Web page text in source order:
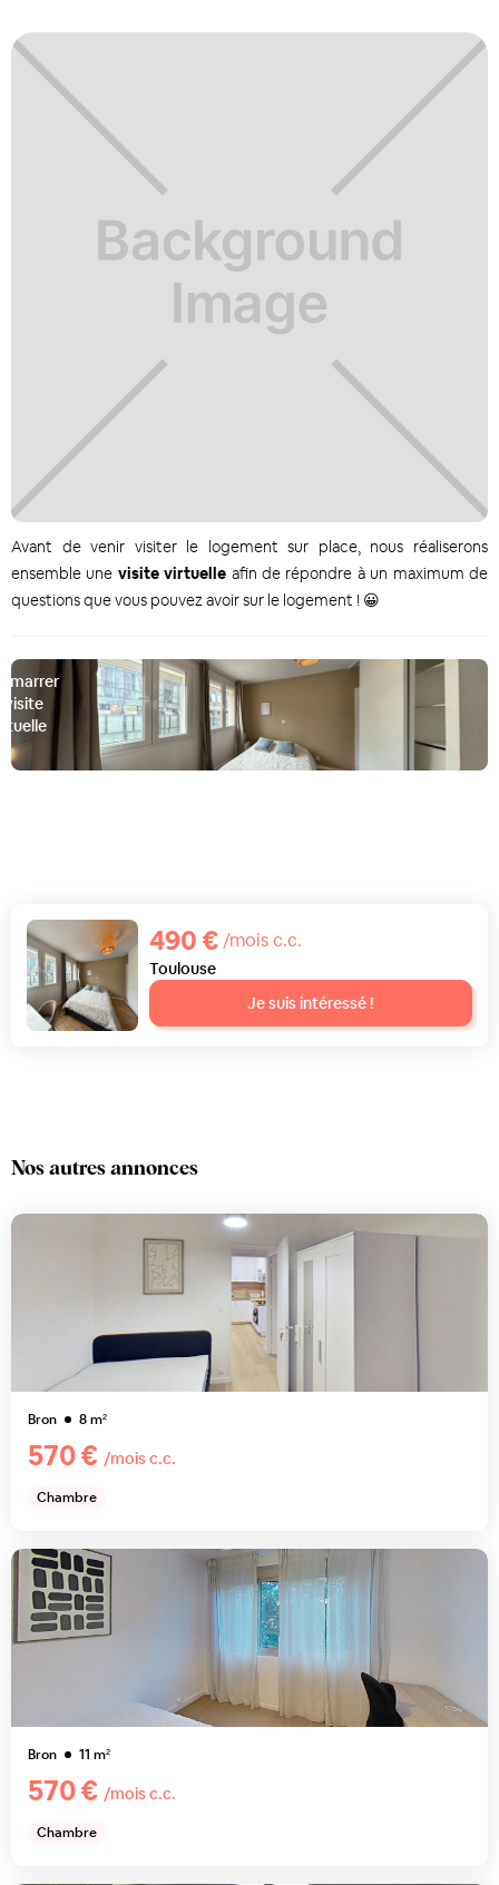
Avant de venir visiter le logement sur place, nous réaliserons
ensemble une visite virtuelle afin de répondre à un maximum de
questions que vous pouvez avoir sur le logement ! 😀
visite
490 € /mois c.c.
Toulouse
Je suis intéressé !
Nos autres annonces
Bron 8m²
570 € /mois c.c.
Chambre
Bron 11 m²
570 € /mois c.c.
Chambre